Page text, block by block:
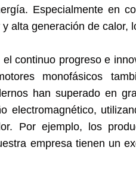
Especialmente en
alta generación de calor,
el continuo progreso e
monofásicos
han superado en
electromagnético,
Por ejemplo, los
empresa tienen un